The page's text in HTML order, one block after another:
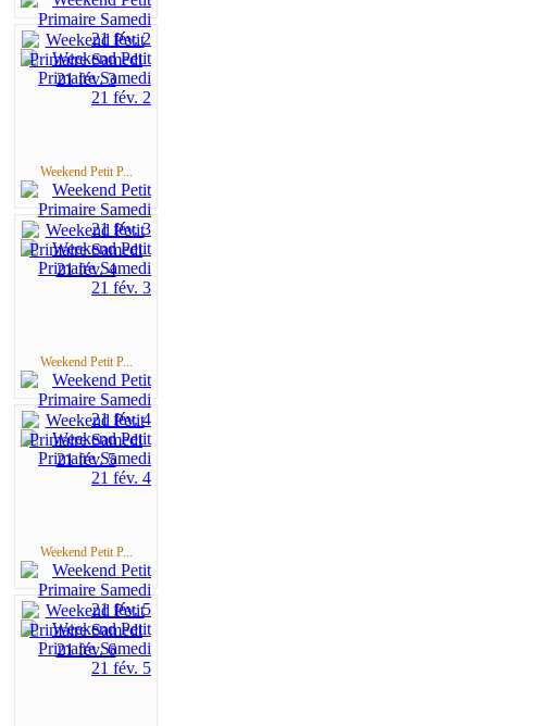
Weekend Petit P...
Weekend Petit P...
Weekend Petit P...